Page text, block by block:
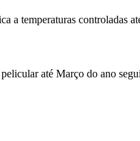
a temperaturas controladas
até Março do ano